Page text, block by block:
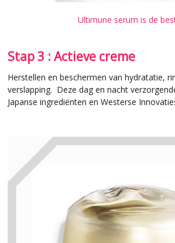
Ultimune serum is de
Stap 3 : Actieve creme
Herstellen en beschermen van hydratatie,
verslapping. Deze dag en nacht
Japanse ingrediënten en Westerse